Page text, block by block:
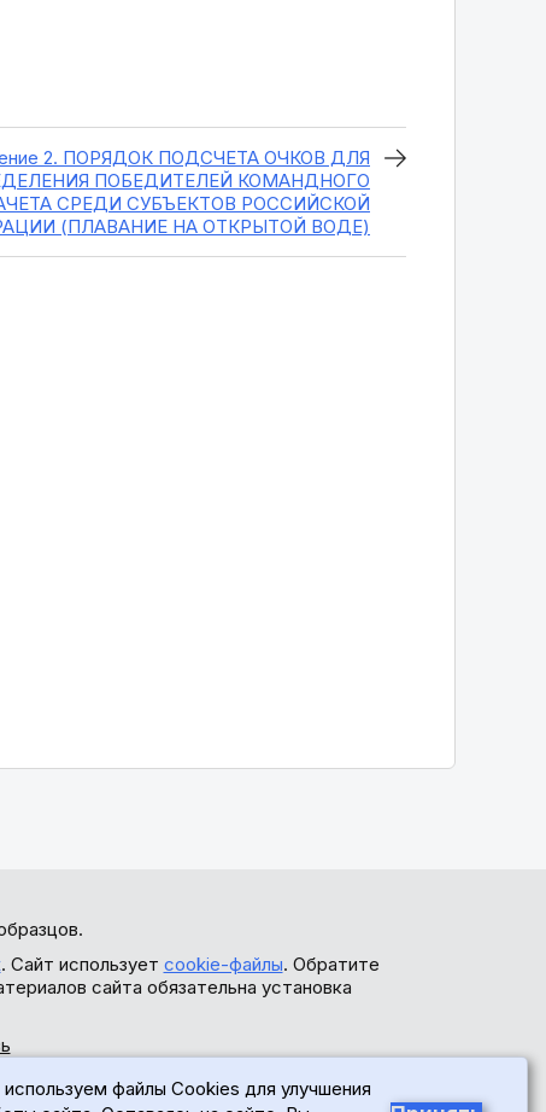
2. ПОРЯДОК ПОДСЧЕТА ОЧКОВ ДЛЯ
ПОБЕДИТЕЛЕЙ КОМАНДНОГО
СРЕДИ СУБЪЕКТОВ РОССИЙСКОЙ
(ПЛАВАНИЕ НА ОТКРЫТОЙ ВОДЕ)
. Сайт использует cookie-файлы. Обратите
сайта обязательна установка
файлы Cookies для улучшения